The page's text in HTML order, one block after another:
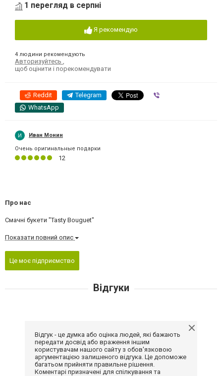
1 перегляд в серпні
Я рекомендую
4 людини рекомендують
Авторизуйтесь
щоб оцінити і порекомендувати
Reddit Telegram
WhatsApp
Иван Монин
Очень оригинальные подарки
12
Про нас
Смачні букети "Tasty Bouguet"
Показати повний опис
Це моє підприємство
Відгуки
Відгук - це думка або оцінка людей, які бажають
передати досвід або враження іншим
користувачам нашого сайту з обов'язковою
аргументацією залишеного відгука. Це допоможе
багатьом прийняти правильне рішення.
Коментарі призначені для спілкування та